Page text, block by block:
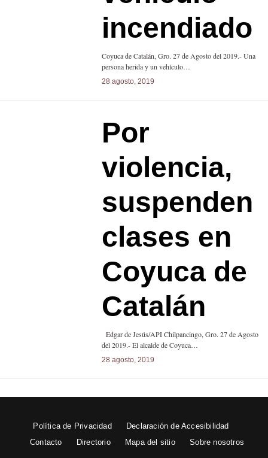
incendiado
Coyuca de Catalán, Gro. 27 de Agosto del 2019.- Una
persona herida y un vehículo…
28 agosto, 2019
Por
violencia,
suspenden
clases en
Coyuca de
Catalán
Edgar de Jesús/API Chilpancingo, Gro. 27 de Agosto
del 2019.- El alcalde de Coyuca…
28 agosto, 2019
Política de Privacidad
Declaración de Accesibilidad
Contacto
Directorio Mapa del sitio Sobre nosotros